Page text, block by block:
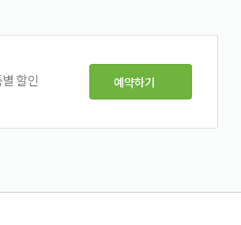
할인 예약하기